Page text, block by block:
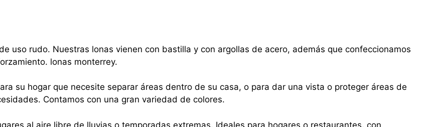
uso rudo. Nuestras lonas vienen con bastilla y con argollas de acero, además que confeccionamos
lonas monterrey.
su hogar que necesite separar áreas dentro de su casa, o para dar una vista o proteger áreas de
Contamos con una gran variedad de colores.
al aire libre de lluvias o temporadas extremas. Ideales para hogares o restaurantes. con